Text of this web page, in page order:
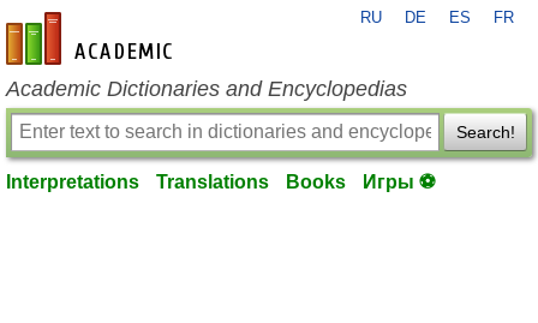
en-academic.com
RU DE ES FR
Academic Dictionaries and Encyclopedias
Search!
Interpretations Translations Books Игры ⚽